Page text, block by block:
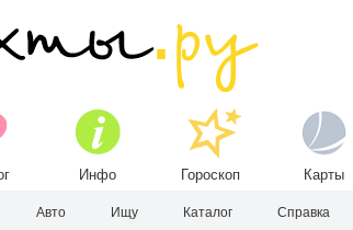
Инфо Гороскоп Карты
Авто Ищу Каталог Справка